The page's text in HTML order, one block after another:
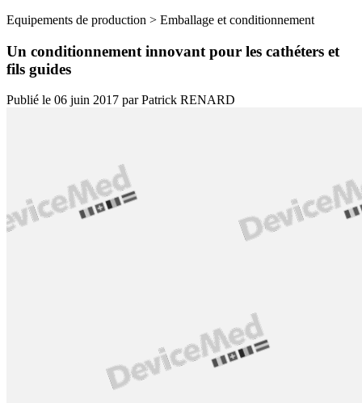
Equipements de production > Emballage et conditionnement
Un conditionnement innovant pour les cathéters et
fils guides
Publié le 06 juin 2017 parPatrick RENARD